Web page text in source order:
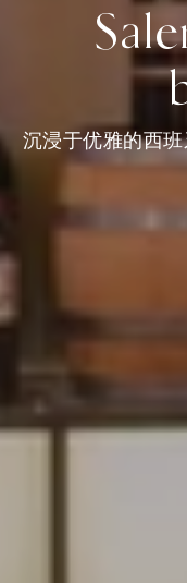
沉浸于优雅的西